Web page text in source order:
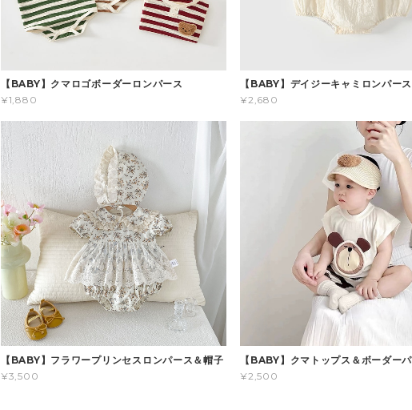
【BABY】クマロゴボーダーロンパース
¥1,880
【BABY】デイジーキャミロンパース
¥2,680
【BABY】フラワープリンセスロンパース＆帽子
¥3,500
【BABY】クマトップス＆ボーダー
¥2,500